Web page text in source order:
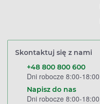
Skontaktuj się z nami
+48 800 800 600
Dni robocze 8:00-18:00
Napisz do nas
Dni robocze 8:00-18:00